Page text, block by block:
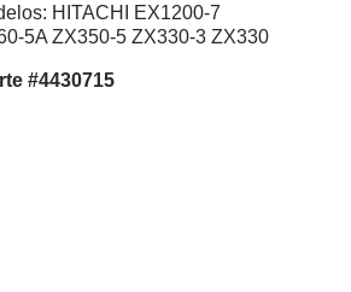
HITACHI EX1200-7
5A ZX350-5 ZX330-3 ZX330
#4430715